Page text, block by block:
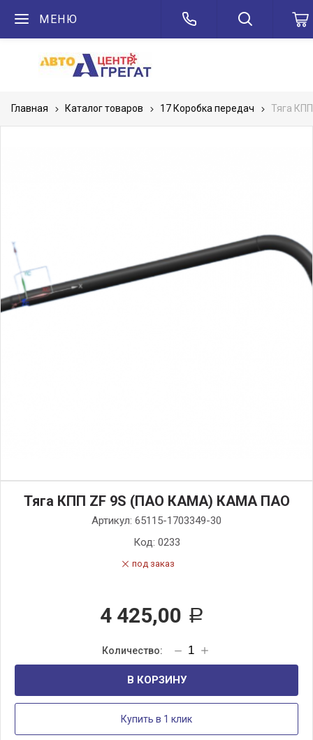
МЕНЮ
Главная Каталог товаров 17 Коробка передач Тяга
Тяга КПП ZF 9S (ПАО КАМА) КАМА ПАО
Артикул: 65115-1703349-30
Код: 0233
под заказ
4 425,00 Р
В КОРЗИНУ
Купить в 1 клик